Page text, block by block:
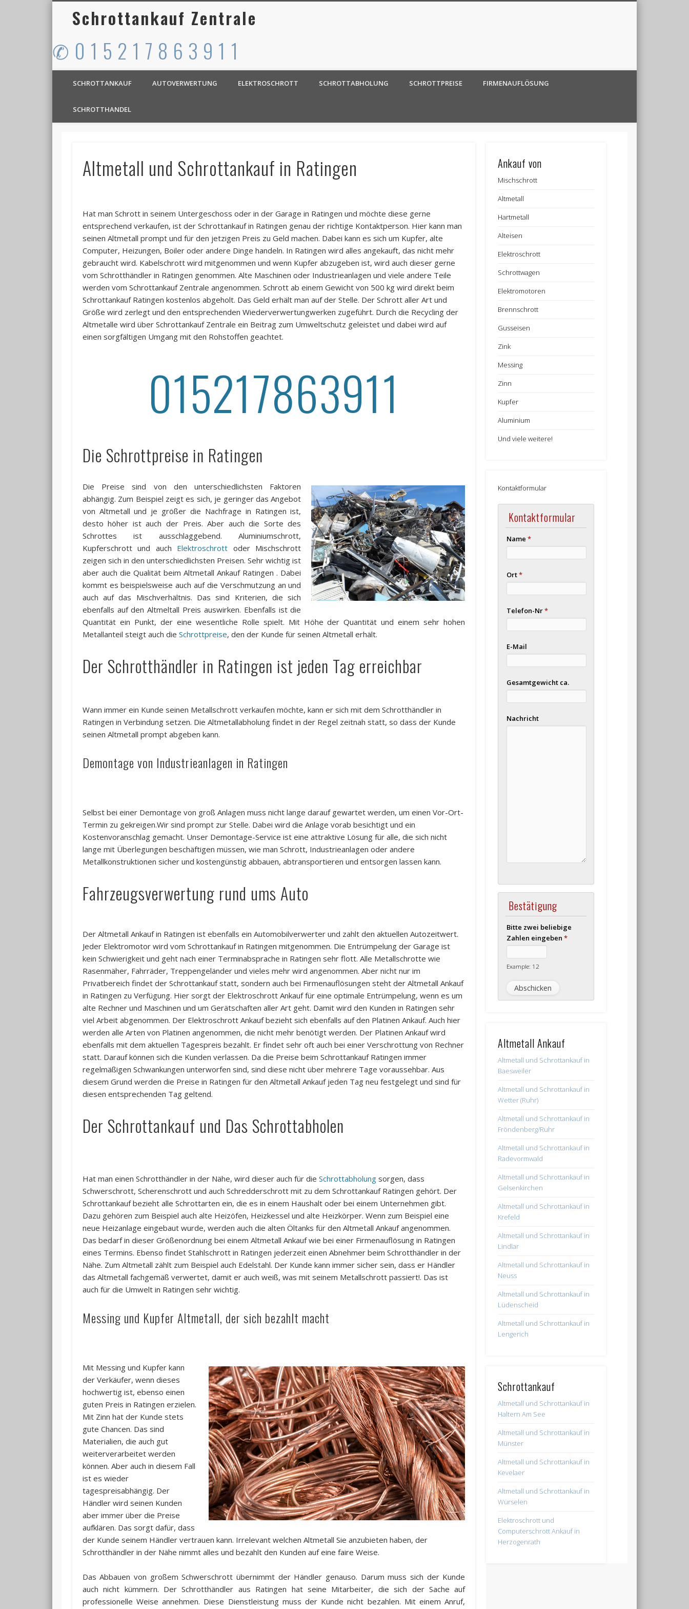
Schrottankauf Zentrale
✆ 0 1 5 2 1 7 8 6 3 9 1 1
SCHROTTANKAUF AUTOVERWERTUNG ELEKTROSCHROTT SCHROTTABHOLUNG SCHROTTPREISE FIRMENAUFLÖSUNG
SCHROTTHANDEL
Altmetall und Schrottankauf in Ratingen
Hat man Schrott in seinem Untergeschoss oder in der Garage in Ratingen und möchte diese gerne
entsprechend verkaufen, ist der Schrottankauf in Ratingen genau der richtige Kontaktperson. Hier kann man
seinen Altmetall prompt und für den jetzigen Preis zu Geld machen. Dabei kann es sich um Kupfer, alte
Computer, Heizungen, Boiler oder andere Dinge handeln. In Ratingen wird alles angekauft, das nicht mehr
gebraucht wird. Kabelschrott wird mitgenommen und wenn Kupfer abzugeben ist, wird auch dieser gerne
vom Schrotthändler in Ratingen genommen. Alte Maschinen oder Industrieanlagen und viele andere Teile
werden vom Schrottankauf Zentrale angenommen. Schrott ab einem Gewicht von 500 kg wird direkt beim
Schrottankauf Ratingen kostenlos abgeholt. Das Geld erhält man auf der Stelle. Der Schrott aller Art und
Größe wird zerlegt und den entsprechenden Wiederverwertungwerken zugeführt. Durch die Recycling der
Altmetalle wird über Schrottankauf Zentrale ein Beitrag zum Umweltschutz geleistet und dabei wird auf
einen sorgfältigen Umgang mit den Rohstoffen geachtet.
015217863911
Die Schrottpreise in Ratingen
Die Preise sind von den unterschiedlichsten Faktoren
abhängig. Zum Beispiel zeigt es sich, je geringer das Angebot
von Altmetall und je größer die Nachfrage in Ratingen ist,
desto höher ist auch der Preis. Aber auch die Sorte des
Schrottes ist ausschlaggebend. Aluminiumschrott,
Kupferschrott und auch Elektroschrott oder Mischschrott
zeigen sich in den unterschiedlichsten Preisen. Sehr wichtig ist
aber auch die Qualität beim Altmetall Ankauf Ratingen . Dabei
kommt es beispielsweise auch auf die Verschmutzung an und
auch auf das Mischverhältnis. Das sind Kriterien, die sich
ebenfalls auf den Altmeltall Preis auswirken. Ebenfalls ist die
Quantität ein Punkt, der eine wesentliche Rolle spielt. Mit Höhe der Quantität und einem sehr hohen
Metallanteil steigt auch die Schrottpreise, den der Kunde für seinen Altmetall erhält.
Der Schrotthändler in Ratingen ist jeden Tag erreichbar
Wann immer ein Kunde seinen Metallschrott verkaufen möchte, kann er sich mit dem Schrotthändler in
Ratingen in Verbindung setzen. Die Altmetallabholung findet in der Regel zeitnah statt, so dass der Kunde
seinen Altmetall prompt abgeben kann.
Demontage von Industrieanlagen in Ratingen
Selbst bei einer Demontage von groß Anlagen muss nicht lange darauf gewartet werden, um einen Vor-Ort-
Termin zu gekreigen.Wir sind prompt zur Stelle. Dabei wird die Anlage vorab besichtigt und ein
Kostenvoranschlag gemacht. Unser Demontage-Service ist eine attraktive Lösung für alle, die sich nicht
lange mit Überlegungen beschäftigen müssen, wie man Schrott, Industrieanlagen oder andere
Metallkonstruktionen sicher und kostengünstig abbauen, abtransportieren und entsorgen lassen kann.
Fahrzeugsverwertung rund ums Auto
Der Altmetall Ankauf in Ratingen ist ebenfalls ein Automobilverwerter und zahlt den aktuellen Autozeitwert.
Jeder Elektromotor wird vom Schrottankauf in Ratingen mitgenommen. Die Entrümpelung der Garage ist
kein Schwierigkeit und geht nach einer Terminabsprache in Ratingen sehr flott. Alle Metallschrotte wie
Rasenmäher, Fahrräder, Treppengeländer und vieles mehr wird angenommen. Aber nicht nur im
Privatbereich findet der Schrottankauf statt, sondern auch bei Firmenauflösungen steht der Altmetall Ankauf
in Ratingen zu Verfügung. Hier sorgt der Elektroschrott Ankauf für eine optimale Entrümpelung, wenn es um
alte Rechner und Maschinen und um Gerätschaften aller Art geht. Damit wird den Kunden in Ratingen sehr
viel Arbeit abgenommen. Der Elektroschrott Ankauf bezieht sich ebenfalls auf den Platinen Ankauf. Auch hier
werden alle Arten von Platinen angenommen, die nicht mehr benötigt werden. Der Platinen Ankauf wird
ebenfalls mit dem aktuellen Tagespreis bezahlt. Er findet sehr oft auch bei einer Verschrottung von Rechner
statt. Darauf können sich die Kunden verlassen. Da die Preise beim Schrottankauf Ratingen immer
regelmäßigen Schwankungen unterworfen sind, sind diese nicht über mehrere Tage voraussehbar. Aus
diesem Grund werden die Preise in Ratingen für den Altmetall Ankauf jeden Tag neu festgelegt und sind für
diesen entsprechenden Tag geltend.
Der Schrottankauf und Das Schrottabholen
Hat man einen Schrotthändler in der Nähe, wird dieser auch für die Schrottabholungsorgen, dass
Schwerschrott, Scherenschrott und auch Schredderschrott mit zu dem Schrottankauf Ratingen gehört. Der
Schrottankauf bezieht alle Schrottarten ein, die es in einem Haushalt oder bei einem Unternehmen gibt.
Dazu gehören zum Beispiel auch alte Heizöfen, Heizkessel und alte Heizkörper. Wenn zum Beispiel eine
neue Heizanlage eingebaut wurde, werden auch die alten Öltanks für den Altmetall Ankauf angenommen.
Das bedarf in dieser Größenordnung bei einem Altmetall Ankauf wie bei einer Firmenauflösung in Ratingen
eines Termins. Ebenso findet Stahlschrott in Ratingen jederzeit einen Abnehmer beim Schrotthändler in der
Nähe. Zum Altmetall zählt zum Beispiel auch Edelstahl. Der Kunde kann immer sicher sein, dass er Händler
das Altmetall fachgemäß verwertet, damit er auch weiß, was mit seinem Metallschrott passiert!. Das ist
auch für die Umwelt in Ratingen sehr wichtig.
Messing und Kupfer Altmetall, der sich bezahlt macht
Mit Messing und Kupfer kann
der Verkäufer, wenn dieses
hochwertig ist, ebenso einen
guten Preis in Ratingen erzielen.
Mit Zinn hat der Kunde stets
gute Chancen. Das sind
Materialien, die auch gut
weiterverarbeitet werden
können. Aber auch in diesem Fall
ist es wieder
tagespreisabhängig. Der
Händler wird seinen Kunden
aber immer über die Preise
aufklären. Das sorgt dafür, dass
der Kunde seinem Händler vertrauen kann. Irrelevant welchen Altmetall Sie anzubieten haben, der
Schrotthändler in der Nähe nimmt alles und bezahlt den Kunden auf eine faire Weise.
Das Abbauen von großem Schwerschrott übernimmt der Händler genauso. Darum muss sich der Kunde
auch nicht kümmern. Der Schrotthändler aus Ratingen hat seine Mitarbeiter, die sich der Sache auf
professionelle Weise annehmen. Diese Dienstleistung muss der Kunde nicht bezahlen. Mit einem Anruf,
Ankauf von
Mischschrott
Altmetall
Hartmetall
Alteisen
Elektroschrott
Schrottwagen
Elektromotoren
Brennschrott
Gusseisen
Zink
Messing
Zinn
Kupfer
Aluminium
Und viele weitere!
Kontaktformular
Kontaktformular
Name *
Ort*
Telefon-Nr*
E-Mail
Gesamtgewicht ca.
Nachricht
Bestätigung
Bitte zwei beliebige
Zahlen eingeben *
Example: 12
Altmetall Ankauf
Altmetall und Schrottankauf in
Baesweiler
Altmetall und Schrottankauf in
Wetter (Ruhr)
Altmetall und Schrottankauf in
Fröndenberg/Ruhr
Altmetall und Schrottankauf in
Radevormwald
Altmetall und Schrottankauf in
Gelsenkirchen
Altmetall und Schrottankauf in
Krefeld
Altmetall und Schrottankauf in
Lindlar
Altmetall und Schrottankauf in
Neuss
Altmetall und Schrottankauf in
Lüdenscheid
Altmetall und Schrottankauf in
Lengerich
Schrottankauf
Altmetall und Schrottankauf in
Haltern Am See
Altmetall und Schrottankauf in
Münster
Altmetall und Schrottankauf in
Kevelaer
Altmetall und Schrottankauf in
Würselen
Elektroschrott und
Computerschrott Ankauf in
Herzogenrath